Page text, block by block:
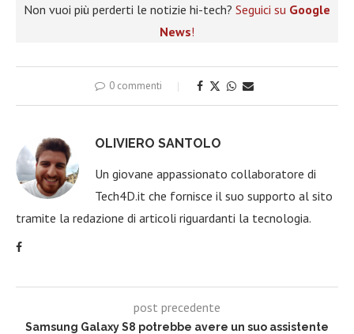
Non vuoi più perderti le notizie hi-tech? Seguici su Google
News!
0 commenti
OLIVIERO SANTOLO
Un giovane appassionato collaboratore di
Tech4D.it che fornisce il suo supporto al sito
tramite la redazione di articoli riguardanti la tecnologia.
post precedente
Samsung Galaxy S8 potrebbe avere un suo assistente